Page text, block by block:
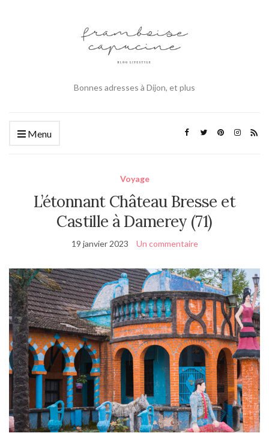
Bonnes adresses à Dijon, et plus
Menu
Voyage
L’étonnant Château Bresse et
Castille à Damerey (71)
19 janvier 2023 Un commentaire